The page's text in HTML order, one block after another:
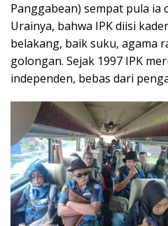
Panggabean) sempat pula ia
Urainya, bahwa IPK diisi
belakang, baik suku, agama
golongan. Sejak 1997 IPK
independen, bebas dari